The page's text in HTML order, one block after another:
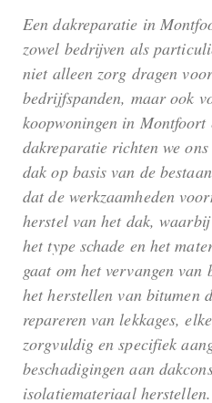
Een dakreparatie in
zowel bedrijven als
niet alleen zorg dragen
bedrijfspanden, maar ook
koopwoningen in Montfoort
dakreparatie richten we
dak op basis van de
dat de werkzaamheden
herstel van het dak,
het type schade en het
gaat om het vervangen van
het herstellen van bitumen
repareren van lekkages,
zorgvuldig en specifiek
beschadigingen aan
isolatiemateriaal